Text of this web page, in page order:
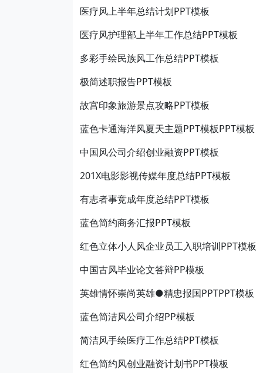
医疗风上半年总结计划PPT模板
医疗风护理部上半年工作总结PPT模板
多彩手绘民族风工作总结PPT模板
极简述职报告PPT模板
故宫印象旅游景点攻略PPT模板
蓝色卡通海洋风夏天主题PPT模板PPT模板
中国风公司介绍创业融资PPT模板
201X电影影视传媒年度总结PPT模板
有志者事竞成年度总结PPT模板
蓝色简约商务汇报PPT模板
红色立体小人风企业员工入职培训PPT模板
中国古风毕业论文答辩PP模板
英雄情怀崇尚英雄●精忠报国PPTPPT模板
蓝色简洁风公司介绍PP模板
简洁风手绘医疗工作总结PPT模板
红色简约风创业融资计划书PPT模板